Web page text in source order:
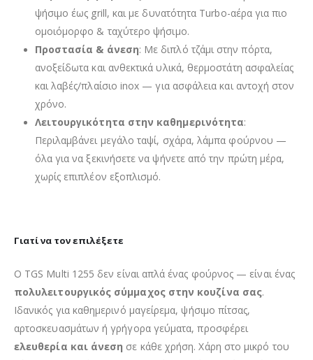
ψήσιμο έως grill, και με δυνατότητα Turbo-αέρα για πιο
ομοιόμορφο & ταχύτερο ψήσιμο.
Προστασία & άνεση: Με διπλό τζάμι στην πόρτα,
ανοξείδωτα και ανθεκτικά υλικά, θερμοστάτη ασφαλείας
και λαβές/πλαίσιο inox — για ασφάλεια και αντοχή στον
χρόνο.
Λειτουργικότητα στην καθημερινότητα:
Περιλαμβάνει μεγάλο ταψί, σχάρα, λάμπα φούρνου —
όλα για να ξεκινήσετε να ψήνετε από την πρώτη μέρα,
χωρίς επιπλέον εξοπλισμό.
Γιατί να τον επιλέξετε
Ο TGS Multi 1255 δεν είναι απλά ένας φούρνος — είναι ένας
πολυλειτουργικός σύμμαχος στην κουζίνα σας.
Ιδανικός για καθημερινό μαγείρεμα, ψήσιμο πίτσας,
αρτοσκευασμάτων ή γρήγορα γεύματα, προσφέρει
ελευθερία και άνεση σε κάθε χρήση. Χάρη στο μικρό του